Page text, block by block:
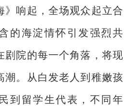
》响起，全场观众起立合
的海淀情怀引发强烈共
剧院的每一个角落，将现
潮。从白发老人到稚嫩孩
到留学生代表，不同年